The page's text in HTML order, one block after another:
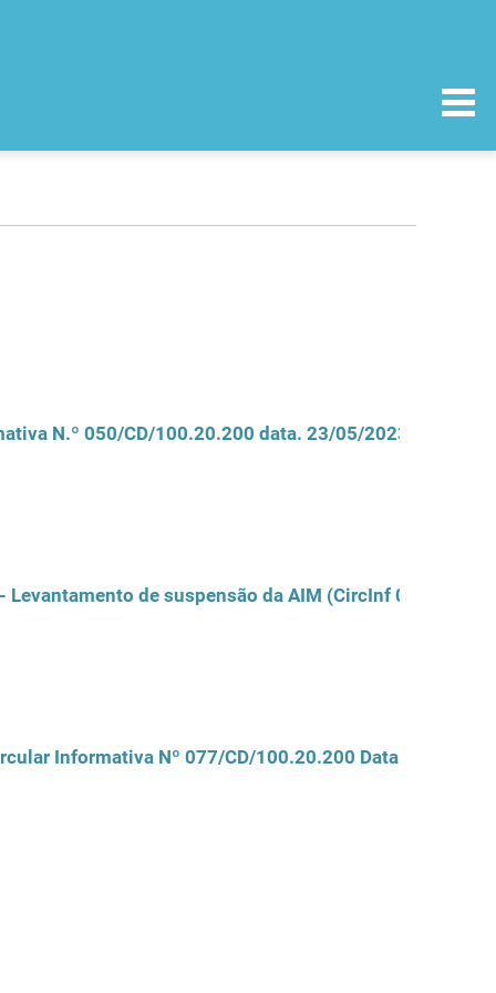
N.º 050/CD/100.20.200 data. 23/05/2023)
Informativa Nº 077/CD/100.20.200 Data: 08/07/